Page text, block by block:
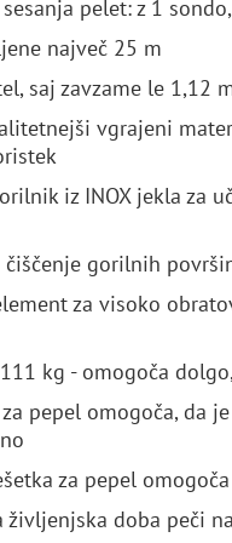
pelet: z 1
največ 25 m
saj zavzame le 1,12
vgrajeni
iz INOX jekla za
gorilnih
za visoko
kg - omogoča
pepel omogoča, da
za pepel
doba peči